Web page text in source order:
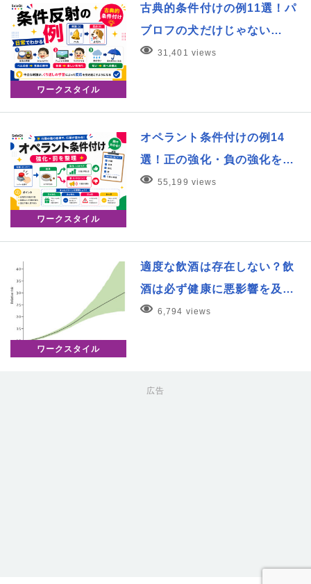
ワークスタイル
古典的条件付けの例11選！パ
ブロフの犬だけじゃない…
31,401 views
ワークスタイル
オペラント条件付けの例14
選！正の強化・負の強化を…
55,199 views
ワークスタイル
適度な飲酒は存在しない？飲
酒は必ず健康に悪影響を及…
6,794 views
広告